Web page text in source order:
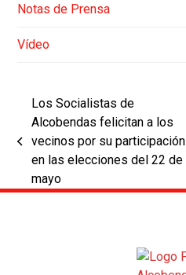
Notas de Prensa
Vídeo
previous
post:
Los Socialistas de
Alcobendas felicitan a los
vecinos por su participación
en las elecciones del 22 de
mayo